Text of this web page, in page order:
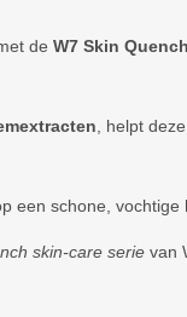
de W7 Skin
, helpt
een schone,
skin-care serie van